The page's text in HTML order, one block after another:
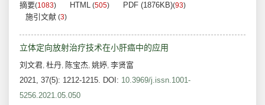
摘要(1083) HTML (505) PDF (1876KB)(93)
施引文献 (3)
立体定向放射治疗技术在小肝癌中的应用
刘文君, 杜丹, 陈宝杰, 姚婷, 李贤富
2021, 37(5): 1212-1215. DOI: 10.3969/j.issn.1001-
5256.2021.05.050